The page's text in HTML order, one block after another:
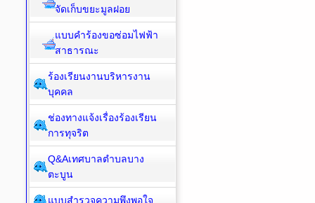
จัดเก็บขยะมูลฝอย
แบบคำร้องขอซ่อมไฟฟ้า
สาธารณะ
ร้องเรียนงานบริหารงาน
บุคคล
ช่องทางแจ้งเรื่องร้องเรียน
การทุจริต
Q&Aเทศบาลตำบลบาง
ตะบูน
แบบสำรวจความพึงพอใจ